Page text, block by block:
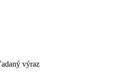
výraz